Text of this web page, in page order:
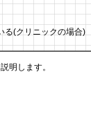
る(クリニックの場合)
明します。